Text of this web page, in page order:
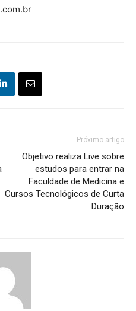
Próximo artigo
Objetivo realiza Live sobre
estudos para entrar na
Faculdade de Medicina e
Cursos Tecnológicos de Curta
Duração